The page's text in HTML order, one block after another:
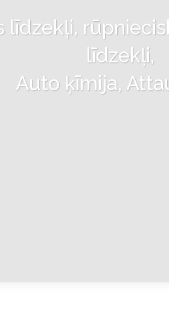
līdzekļi,
līdzekļi,
Auto ķīmija,